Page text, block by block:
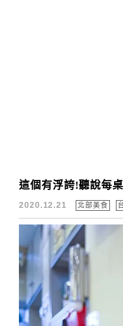
這個有浮誇!聽說每
2020.12.21 北部美食